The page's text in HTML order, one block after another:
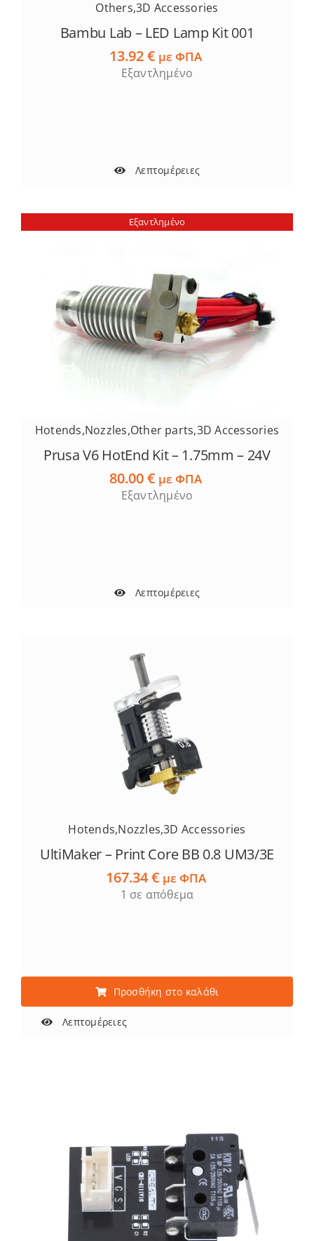
Others,3D Accessories
Bambu Lab – LED Lamp Kit 001
13.92€ με ΦΠΑ
Εξαντλημένο
Λεπτομέρειες
Εξαντλημένο
Hotends,Nozzles,Other parts,3D Accessories
Prusa V6 HotEnd Kit – 1.75mm – 24V
80.00€ με ΦΠΑ
Εξαντλημένο
Λεπτομέρειες
Hotends,Nozzles,3D Accessories
UltiΜaker – Print Core BB 0.8 UM3/3E
167.34€ με ΦΠΑ
1 σε απόθεμα
Προσθήκη στο καλάθι
Λεπτομέρειες